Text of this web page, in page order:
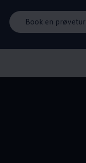
Book en prøvetur